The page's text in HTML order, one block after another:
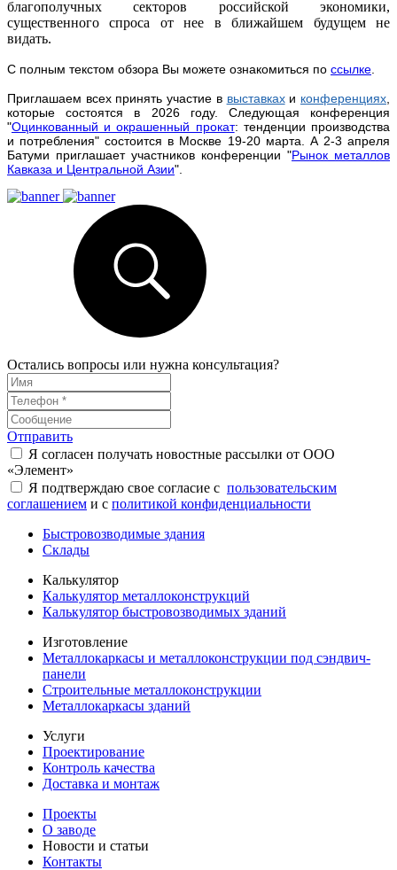
благополучных секторов российской экономики,
существенного спроса от нее в ближайшем будущем не
видать.
С полным текстом обзора Вы можете ознакомиться по ссылке
Приглашаем всех принять участие в выставкахи конференциях
которые состоятся в 2026 году. Следующая конференция
"Оцинкованный и окрашенный прокат: тенденции производства
и потребления" состоится в Москве 19-20 марта. А 2-3 апреля
Батуми приглашает участников конференции "Рынок металлов
Кавказа и Центральной Азии".
Остались вопросы или нужна консультация?
Отправить
Я согласен получать новостные рассылки от ООО
«Элемент»
Я подтверждаю свое согласие с пользовательским
соглашением и с политикой конфиденциальности
Быстровозводимые здания
Склады
Калькулятор
Калькулятор металлоконструкций
Калькулятор быстровозводимых зданий
Изготовление
Металлокаркасы и металлоконструкции под сэндвич-
панели
Строительные металлоконструкции
Металлокаркасы зданий
Услуги
Проектирование
Контроль качества
Доставка и монтаж
Проекты
О заводе
Новости и статьи
Контакты